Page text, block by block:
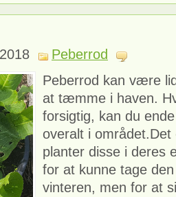
Peberrod
Peberrod kan være
at tæmme i haven.
forsigtig, kan du
overalt i området.Det
planter disse i deres
for at kunne tage
vinteren, men for at